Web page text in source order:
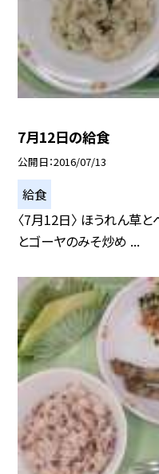
7月12日の給食
公開日 2016/07/13
給食
〈7月12日〉 ほうれん草
とゴーヤのみそ炒め ...